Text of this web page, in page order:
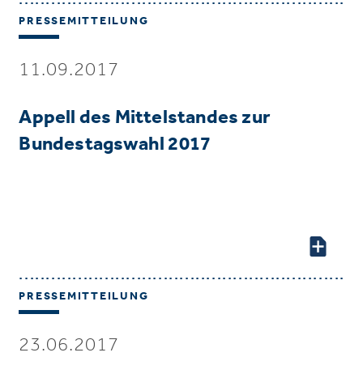
PRESSEMITTEILUNG
11.09.2017
Appell des Mittelstandes zur
Bundestagswahl 2017
PRESSEMITTEILUNG
23.06.2017